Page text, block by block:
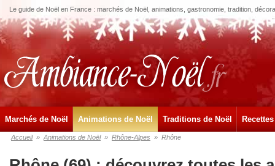
Le guide de Noël en France : marchés de Noël, animations, gastronomie, tradition,
Marchés de Noël Animations de Noël Traditions de Noël
Accueil » Animations de Noël » Rhône-Alpes » Rhône